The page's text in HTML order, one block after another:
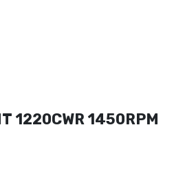
1220CWR 1450RPM